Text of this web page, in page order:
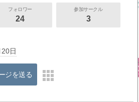
フォロワー
24
参加サークル
3
日
ジを送る